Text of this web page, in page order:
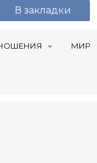
МИР
В закладки